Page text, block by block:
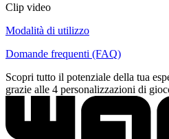
Clip video
Modalità di utilizzo
Domande frequenti (FAQ)
Scopri tutto il potenziale della tua
grazie alle 4 personalizzazioni di